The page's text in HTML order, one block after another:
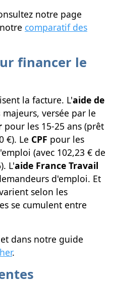
notre page
comparatif des
financer le
la facture. L'aide de
majeurs, versée par le
pour les 15-25 ans (prêt
€). Le CPF pour les
(avec 102,23 € de
L'aide France Travail
d'emploi. Et
selon les
se cumulent entre
dans notre guide
.